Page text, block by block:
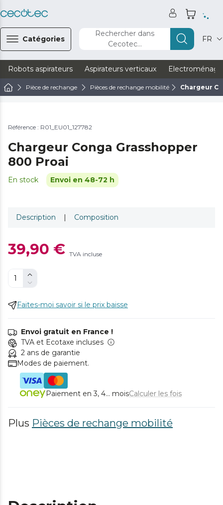
Catégories
Rechercher dans
Cecotec...
FR
Robots aspirateurs Aspirateurs verticaux
Pièce de rechange Pièces de rechange mobilité Chargeur
Référence : R01_EU01_127782
Chargeur Conga Grasshopper
800 Proai
En stock Envoi en 48-72 h
Description | Composition
39,90 € TVA incluse
Faites-moi savoir si le prix baisse
Envoi gratuit en France !
TVA et Ecotaxe incluses
2 ans de garantie
Modes de paiement.
Paiement en 3, 4... moisCalculer les fois
Plus Pièces de rechange mobilité